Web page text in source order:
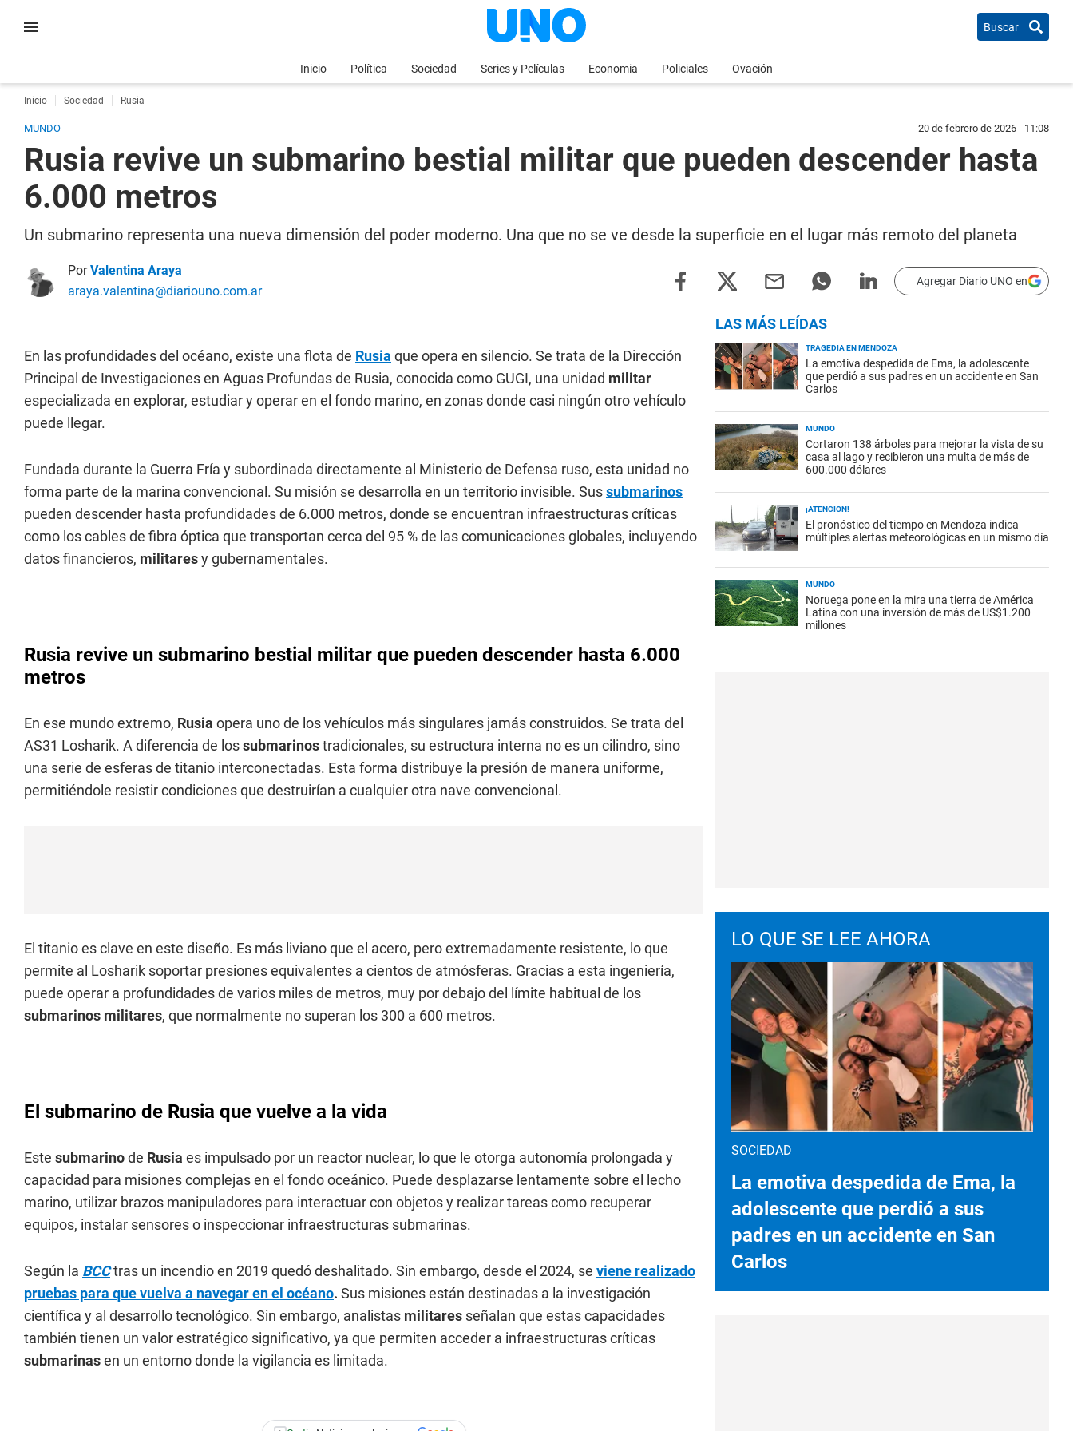
Buscar
Inicio Política Sociedad Series y Películas Economia Policiales Ovación
Inicio Sociedad Rusia
MUNDO 20 de febrero de 2026 - 11:08
Rusia revive un submarino bestial militar que pueden descender hasta
6.000 metros
Un submarino representa una nueva dimensión del poder moderno. Una que no se ve desde la superficie en el lugar más remoto del planeta
PorValentina Araya
araya.valentina@diariouno.com.ar
Agregar Diario UNO en
En las profundidades del océano, existe una flota de Rusia que opera en silencio. Se trata de la Dirección
Principal de Investigaciones en Aguas Profundas de Rusia, conocida como GUGI, una unidad militar
especializada en explorar, estudiar y operar en el fondo marino, en zonas donde casi ningún otro vehículo
puede llegar.
Fundada durante la Guerra Fría y subordinada directamente al Ministerio de Defensa ruso, esta unidad no
forma parte de la marina convencional. Su misión se desarrolla en un territorio invisible. Sussubmarinos
pueden descender hasta profundidades de 6.000 metros, donde se encuentran infraestructuras críticas
como los cables de fibra óptica que transportan cerca del 95 % de las comunicaciones globales, incluyendo
datos financieros, militaresy gubernamentales.
Rusia revive un submarino bestial militar que pueden descender hasta 6.000
metros
En ese mundo extremo, Rusia opera uno de los vehículos más singulares jamás construidos. Se trata del
AS31 Losharik. A diferencia de lossubmarinostradicionales, su estructura interna no es un cilindro, sino
una serie de esferas de titanio interconectadas. Esta forma distribuye la presión de manera uniforme,
permitiéndole resistir condiciones que destruirían a cualquier otra nave convencional.
El titanio es clave en este diseño. Es más liviano que el acero, pero extremadamente resistente, lo que
permite al Losharik soportar presiones equivalentes a cientos de atmósferas. Gracias a esta ingeniería,
puede operar a profundidades de varios miles de metros, muy por debajo del límite habitual de los
submarinos militares, que normalmente no superan los 300 a 600 metros.
El submarino de Rusia que vuelve a la vida
Este submarinode Rusia es impulsado por un reactor nuclear, lo que le otorga autonomía prolongada y
capacidad para misiones complejas en el fondo oceánico. Puede desplazarse lentamente sobre el lecho
marino, utilizar brazos manipuladores para interactuar con objetos y realizar tareas como recuperar
equipos, instalar sensores o inspeccionar infraestructuras submarinas.
Según la BCCtras un incendio en 2019 quedó deshalitado. Sin embargo, desde el 2024, se viene realizado
pruebas para que vuelva a navegar en el océano. Sus misiones están destinadas a la investigación
científica y al desarrollo tecnológico. Sin embargo, analistas militares señalan que estas capacidades
también tienen un valor estratégico significativo, ya que permiten acceder a infraestructuras críticas
submarinasen un entorno donde la vigilancia es limitada.
LAS MÁS LEÍDAS
TRAGEDIA EN MENDOZA
La emotiva despedida de Ema, la adolescente
que perdió a sus padres en un accidente en San
Carlos
MUNDO
Cortaron 138 árboles para mejorar la vista de su
casa al lago y recibieron una multa de más de
600.000 dólares
¡ATENCIÓN!
El pronóstico del tiempo en Mendoza indica
múltiples alertas meteorológicas en un mismo día
MUNDO
Noruega pone en la mira una tierra de América
Latina con una inversión de más de US$1.200
millones
LO QUE SE LEE AHORA
SOCIEDAD
La emotiva despedida de Ema, la
adolescente que perdió a sus
padres en un accidente en San
Carlos